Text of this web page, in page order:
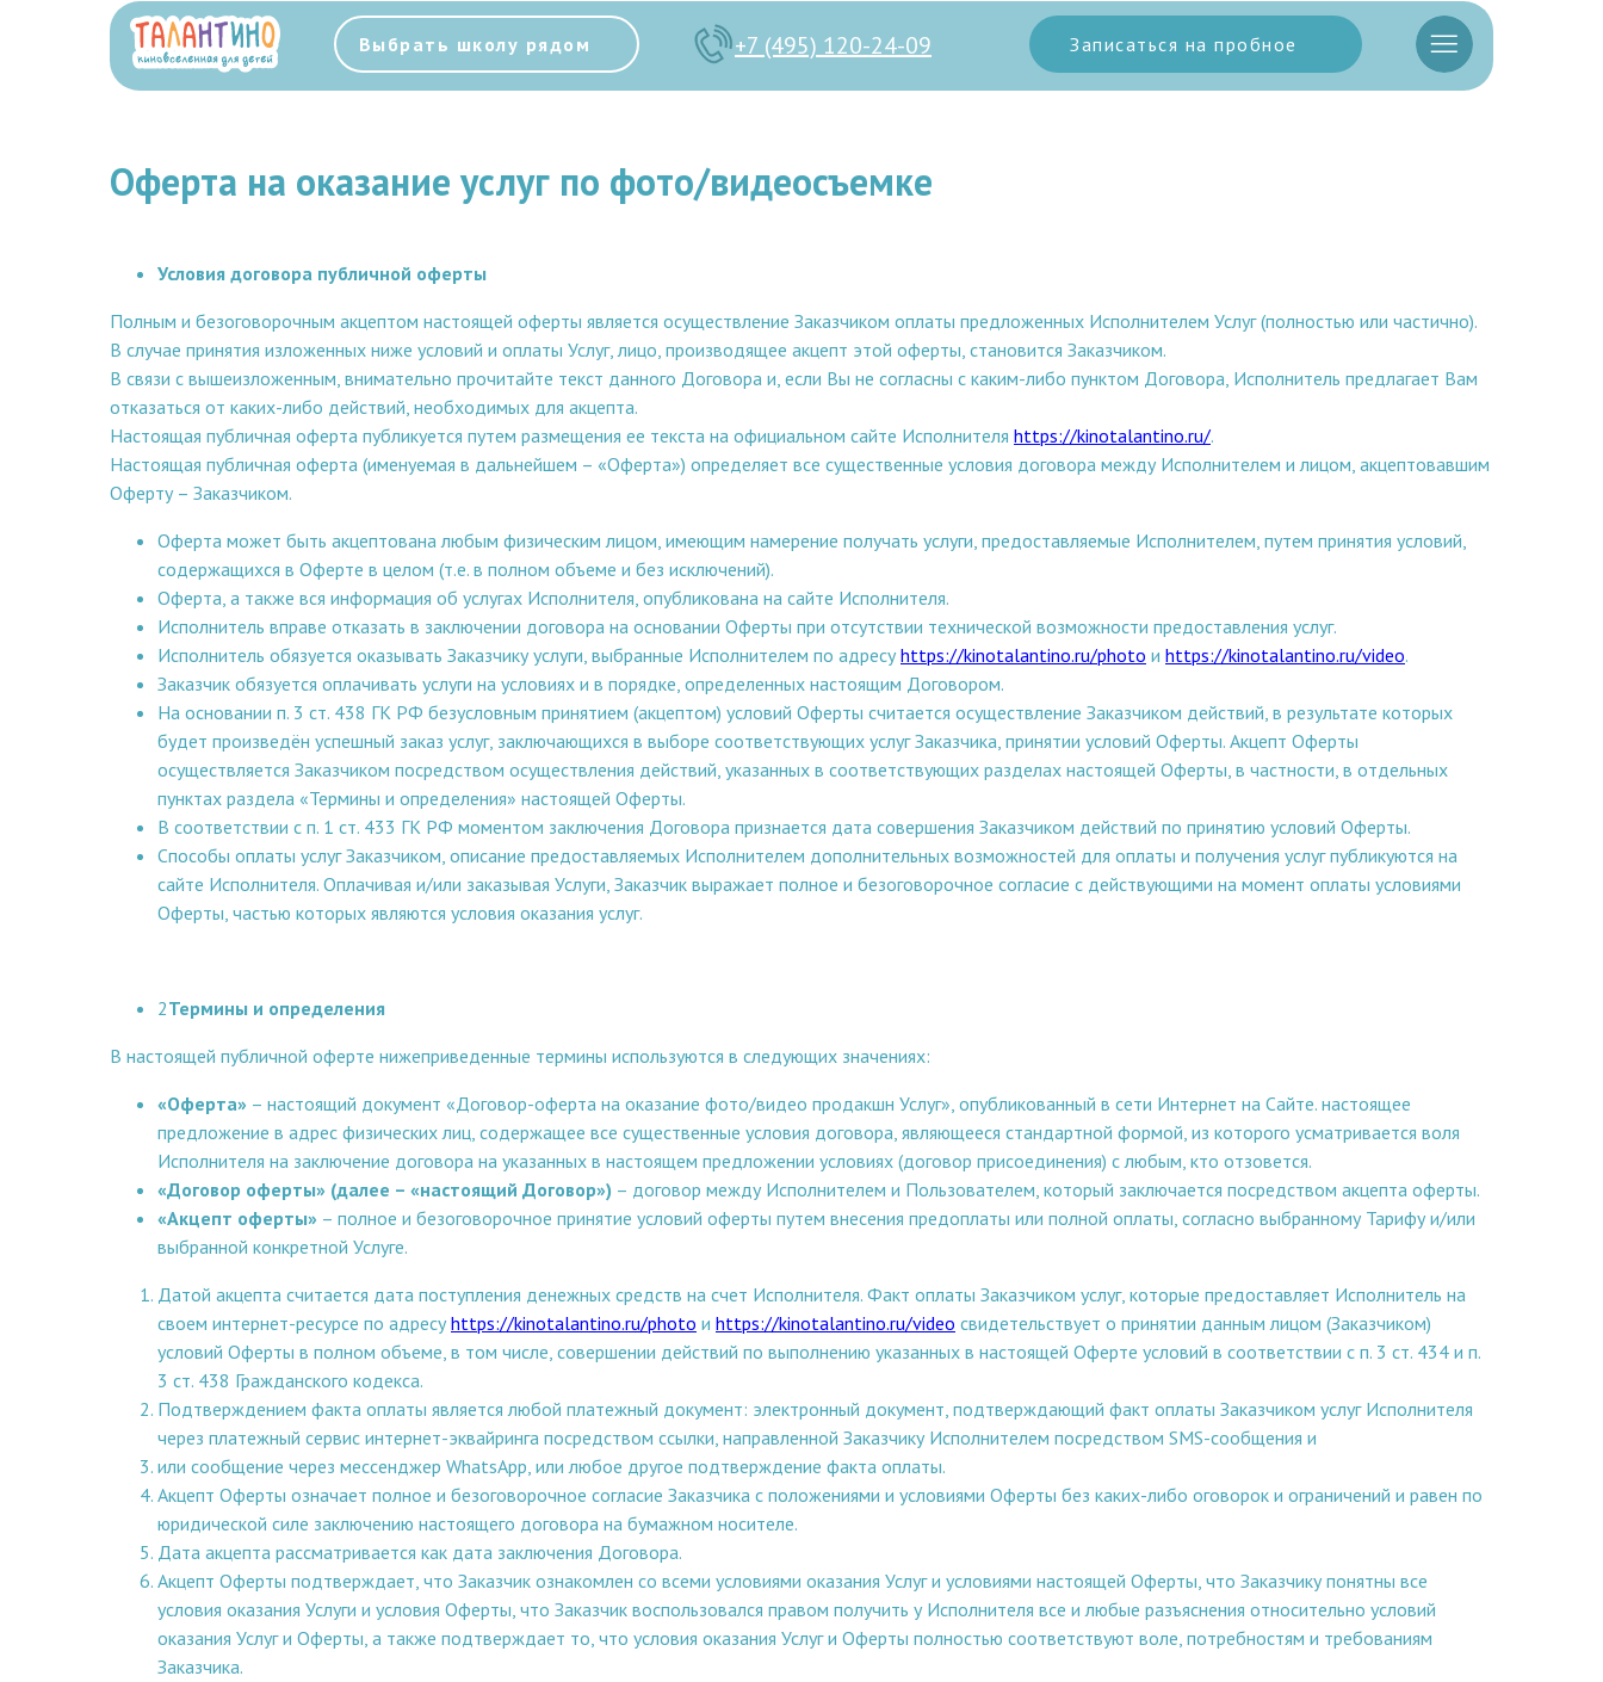
Записаться на пробное
+7 (495) 120-24-09
Выбрать школу рядом
Оферта на оказание услуг по фото/видеосъемке
Условия договора публичной оферты
Полным и безоговорочным акцептом настоящей оферты является осуществление Заказчиком оплаты предложенных Исполнителем Услуг (полностью или частично).
В случае принятия изложенных ниже условий и оплаты Услуг, лицо, производящее акцепт этой оферты, становится Заказчиком.
В связи с вышеизложенным, внимательно прочитайте текст данного Договора и, если Вы не согласны с каким-либо пунктом Договора, Исполнитель предлагает Вам
отказаться от каких-либо действий, необходимых для акцепта.
Настоящая публичная оферта публикуется путем размещения ее текста на официальном сайте Исполнителя https://kinotalantino.ru/.
Настоящая публичная оферта (именуемая в дальнейшем – «Оферта») определяет все существенные условия договора между Исполнителем и лицом, акцептовавшим
Оферту – Заказчиком.
Оферта может быть акцептована любым физическим лицом, имеющим намерение получать услуги, предоставляемые Исполнителем, путем принятия условий,
содержащихся в Оферте в целом (т.е. в полном объеме и без исключений).
Оферта, а также вся информация об услугах Исполнителя, опубликована на сайте Исполнителя.
Исполнитель вправе отказать в заключении договора на основании Оферты при отсутствии технической возможности предоставления услуг.
Исполнитель обязуется оказывать Заказчику услуги, выбранные Исполнителем по адресуhttps://kinotalantino.ru/photo и https://kinotalantino.ru/video.
Заказчик обязуется оплачивать услуги на условиях и в порядке, определенных настоящим Договором.
На основании п. 3 ст. 438 ГК РФ безусловным принятием (акцептом) условий Оферты считается осуществление Заказчиком действий, в результате которых
будет произведён успешный заказ услуг, заключающихся в выборе соответствующих услуг Заказчика, принятии условий Оферты. Акцепт Оферты
осуществляется Заказчиком посредством осуществления действий, указанных в соответствующих разделах настоящей Оферты, в частности, в отдельных
пунктах раздела «Термины и определения» настоящей Оферты.
В соответствии с п. 1 ст. 433 ГК РФ моментом заключения Договора признается дата совершения Заказчиком действий по принятию условий Оферты.
Способы оплаты услуг Заказчиком, описание предоставляемых Исполнителем дополнительных возможностей для оплаты и получения услуг публикуются на
сайте Исполнителя. Оплачивая и/или заказывая Услуги, Заказчик выражает полное и безоговорочное согласие с действующими на момент оплаты условиями
Оферты, частью которых являются условия оказания услуг.
2Термины и определения
В настоящей публичной оферте нижеприведенные термины используются в следующих значениях:
«Оферта» – настоящий документ «Договор-оферта на оказание фото/видео продакшн Услуг», опубликованный в сети Интернет на Сайте. настоящее
предложение в адрес физических лиц, содержащее все существенные условия договора, являющееся стандартной формой, из которого усматривается воля
Исполнителя на заключение договора на указанных в настоящем предложении условиях (договор присоединения) с любым, кто отзовется.
«Договор оферты» (далее – «настоящий Договор») – договор между Исполнителем и Пользователем, который заключается посредством акцепта оферты.
«Акцепт оферты» – полное и безоговорочное принятие условий оферты путем внесения предоплаты или полной оплаты, согласно выбранному Тарифу и/или
выбранной конкретной Услуге.
Датой акцепта считается дата поступления денежных средств на счет Исполнителя. Факт оплаты Заказчиком услуг, которые предоставляет Исполнитель на
своем интернет-ресурсе по адресуhttps://kinotalantino.ru/photo и https://kinotalantino.ru/video свидетельствует о принятии данным лицом (Заказчиком)
условий Оферты в полном объеме, в том числе, совершении действий по выполнению указанных в настоящей Оферте условий в соответствии с п. 3 ст. 434 и п.
3 ст. 438 Гражданского кодекса.
Подтверждением факта оплаты является любой платежный документ: электронный документ, подтверждающий факт оплаты Заказчиком услуг Исполнителя
через платежный сервис интернет-эквайринга посредством ссылки, направленной Заказчику Исполнителем посредством SMS-сообщения и
или сообщение через мессенджер WhatsApp, или любое другое подтверждение факта оплаты.
Акцепт Оферты означает полное и безоговорочное согласие Заказчика с положениями и условиями Оферты без каких-либо оговорок и ограничений и равен по
юридической силе заключению настоящего договора на бумажном носителе.
Дата акцепта рассматривается как дата заключения Договора.
Акцепт Оферты подтверждает, что Заказчик ознакомлен со всеми условиями оказания Услуг и условиями настоящей Оферты, что Заказчику понятны все
условия оказания Услуги и условия Оферты, что Заказчик воспользовался правом получить у Исполнителя все и любые разъяснения относительно условий
оказания Услуг и Оферты, а также подтверждает то, что условия оказания Услуг и Оферты полностью соответствуют воле, потребностям и требованиям
Заказчика.